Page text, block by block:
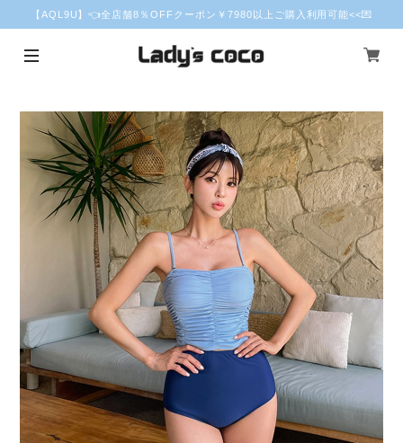
【AQL9U】👈全店舗8％OFFクーポン￥7980以上ご購入利用可能<<💌